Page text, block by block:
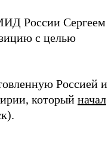
России Сергеем
с целью
Россией и
который начал